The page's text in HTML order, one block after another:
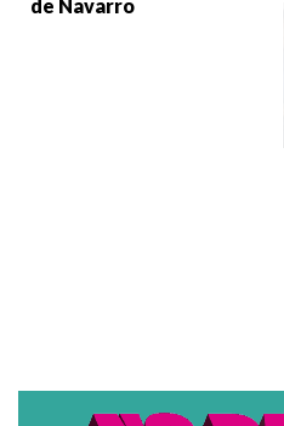
de Navarro